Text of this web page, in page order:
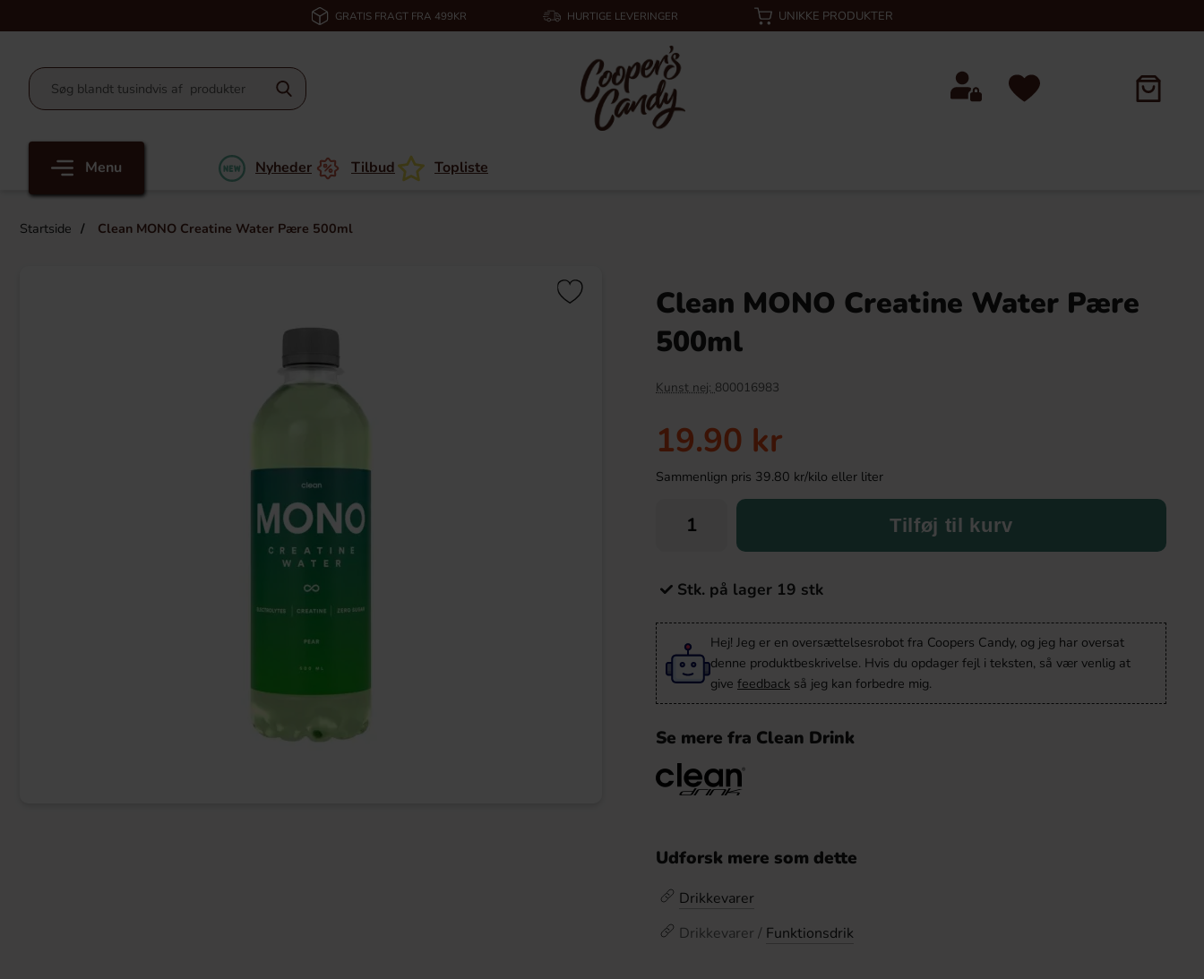
GRATIS FRAGT FRA 499KR HURTIGE LEVERINGER UNIKKE PRODUKTER
Menu Nyheder Tilbud Topliste
Startside Clean MONO Creatine Water Pære 500ml
Clean MONO Creatine Water Pære
500ml
Kunst nej: 800016983
19.90 kr
Sammenlign pris 39.80 kr/kilo eller liter
Tilføj til kurv
Stk. på lager 19 stk
Hej! Jeg er en oversættelsesrobot fra Coopers Candy, og jeg har oversat
denne produktbeskrivelse. Hvis du opdager fejl i teksten, så vær venlig at
give feedback så jeg kan forbedre mig.
Se mere fra Clean Drink
Udforsk mere som dette
Drikkevarer
Drikkevarer / Funktionsdrik